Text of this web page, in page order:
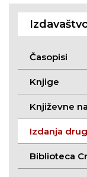
Časopisi
Knjige
Književne
Izdanja
Biblioteca